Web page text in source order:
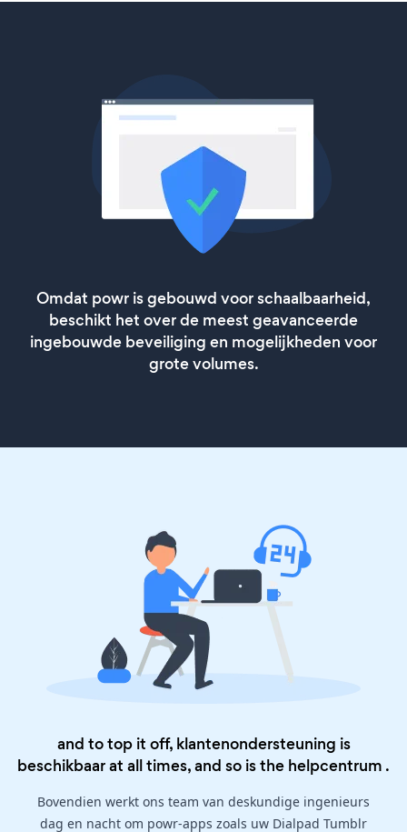
Omdat powr is gebouwd voor schaalbaarheid,
beschikt het over de meest geavanceerde
ingebouwde beveiliging en mogelijkheden voor
grote volumes.
and to top it off, klantenondersteuning is
beschikbaar at all times, and so is the helpcentrum .
Bovendien werkt ons team van deskundige ingenieurs
dag en nacht om powr-apps zoals uw Dialpad Tumblr